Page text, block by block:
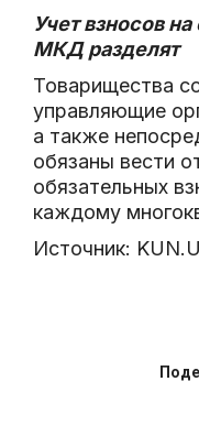
Учет взносов
МКД разделят
Товарищества
управляющие
а также
обязаны вести
обязательных
каждому
Источник: